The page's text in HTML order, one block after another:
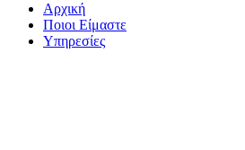
Αρχική
Ποιοι Είμαστε
Υπηρεσίες